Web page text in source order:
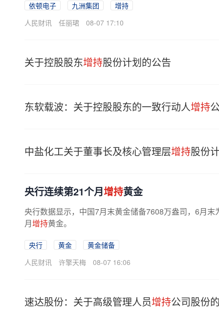
依顿电子 九洲集团
增持
人民财讯
任丽珺 08-07 17:10
关于控股股东增持股份计划的公告
东软载波：关于控股股东的一致行动人增持
中盐化工关于董事长及核心管理层增持股份
央行连续第21个月增持黄金
央行数据显示，中国7月末黄金储备7608万盎司，6月
月增持黄金。
央行 黄金
黄金储备
人民财讯
许擎天梅 08-07 16:06
速达股份：关于高级管理人员增持公司股份